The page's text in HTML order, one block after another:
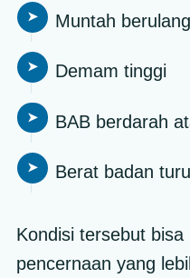
Muntah berulang
Demam tinggi
BAB berdarah
Berat badan
Kondisi tersebut
pencernaan yang